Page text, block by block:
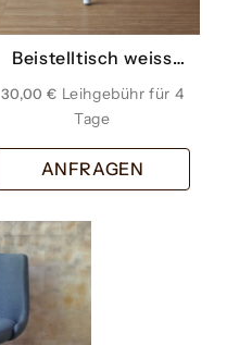
Beistelltisch weiss
30,00€
ANFRAGEN